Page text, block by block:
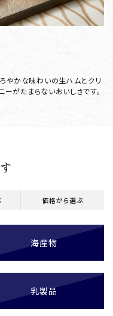
やかな味わいの生ハムとクリ
がたまらないおいしさです。
価格から選ぶ
海産物
乳製品